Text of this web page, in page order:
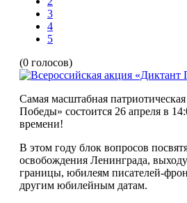
3
4
5
(0 голосов)
Самая масштабная
Победы» состоится 26 апреля в
времени!
В этом году блок вопросов
освобождения Ленинграда,
границы, юбилеям писателей-
другим юбилейным датам.